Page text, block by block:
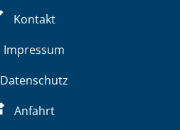
Kontakt
Impressum
Datenschutz
Anfahrt